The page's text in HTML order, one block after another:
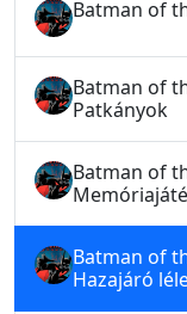
Batman of
Batman of
Patkányok
Batman of
Batman of
Hazajáró